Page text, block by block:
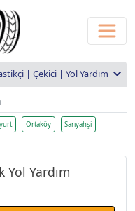
| Çekici | Yol Yardım
Ortaköy Sarıyahşi
Yol Yardım